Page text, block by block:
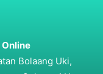
Bolaang Uki,